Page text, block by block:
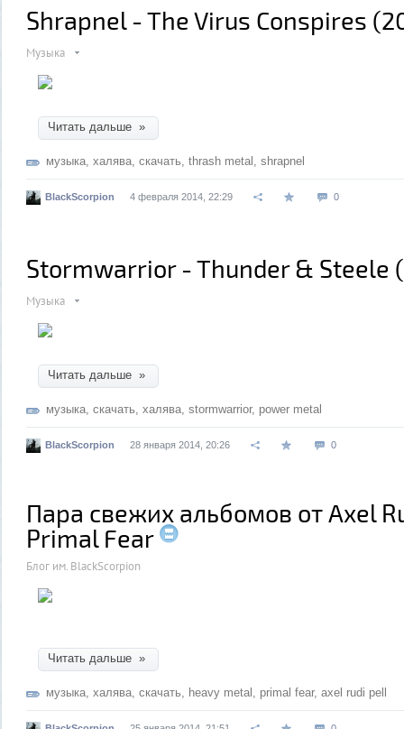
Shrapnel - The Virus Conspires
Музыка
Читать дальше »
музыка, халява, скачать, thrash metal , shrapnel
BlackScorpion 4 февраля 2014, 22:29 0
Stormwarrior - Thunder & Steele
Музыка
Читать дальше »
музыка, скачать, халява, stormwarrior, power metal
BlackScorpion 28 января 2014, 20:26 0
Пара свежих альбомов от Axel
Primal Fear
Блог им. BlackScorpion
Читать дальше »
музыка, халява, скачать, heavy metal , primal fear, axel rudi pell